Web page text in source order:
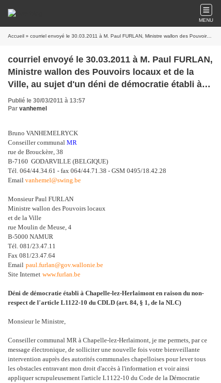
MENU
Accueil » courriel envoyé le 30.03.2011 à M. Paul FURLAN, Ministre wallon des Pouvoirs locaux et de la Ville, au sujet d'un déni de démocratie établi à Chapelle-lez-Herlaimont
courriel envoyé le 30.03.2011 à M. Paul FURLAN,
Ministre wallon des Pouvoirs locaux et de la
Ville, au sujet d'un déni de démocratie établi à
Chapelle-lez-Herlaimont
Publié le 30/03/2011 à 13:57
Par vanhemel
Bruno VANHEMELRYCK
Conseiller communal MR
rue de Brouckère, 38
B-7160 GODARVILLE (BELGIQUE)
Tél. 064/44.34.61 - fax 064/44.71.38 - GSM 0495/18.42.28
Email vanhemel@swing.be
Monsieur Paul FURLAN
Ministre wallon des Pouvoirs locaux
et de la Ville
rue Moulin de Meuse, 4
B-5000 NAMUR
Tél. 081/23.47.11
Fax 081/23.47.64
Email paul.furlan@gov.wallonie.be
Site Internet www.furlan.be
Déni de démocratie établi à Chapelle-lez-Herlaimont en raison du non-
respect de l'article L1122-10 du CDLD (art. 84, § 1, de la NLC)
Monsieur le Ministre,
Conseiller communal MR à Chapelle-lez-Herlaimont, je me permets, par ce
message électronique, de solliciter une nouvelle fois votre bienveillante
intervention auprès des autorités communales chapelloises pour lever tous
les obstacles entravant mon droit d'accès à l'information et voir ainsi
appliquer scrupuleusement l'article L1122-10 du Code de la Démocratie